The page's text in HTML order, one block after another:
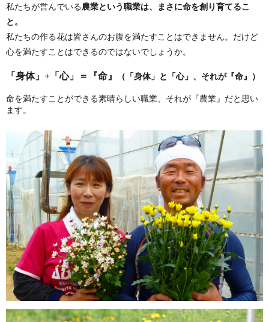
私たちが営んでいる農業という職業は、まさに命を創り育てるこ
と。
私たちの作る花は皆さんのお腹を満たすことはできません。だけど
心を満たすことはできるのではないでしょうか。
「身体」+「心」＝『命』 （「身体」と「心」、それが『命』）
命を満たすことができる素晴らしい職業、それが『農業』だと思い
ます。